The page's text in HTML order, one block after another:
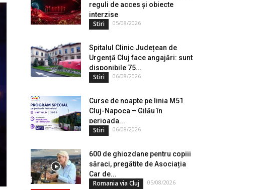
reguli de acces și obiecte
interzise
Stiri 05/08/2026
Spitalul Clinic Județean de
Urgență Cluj face angajări: sunt
disponibile 75...
Stiri 06/08/2026
Curse de noapte pe linia M51
Cluj-Napoca – Gilău în
perioada...
Stiri 06/08/2026
600 de ghiozdane pentru copiii
săraci, pregătite de Asociația
Car de...
Romania via Cluj 05/08/2026